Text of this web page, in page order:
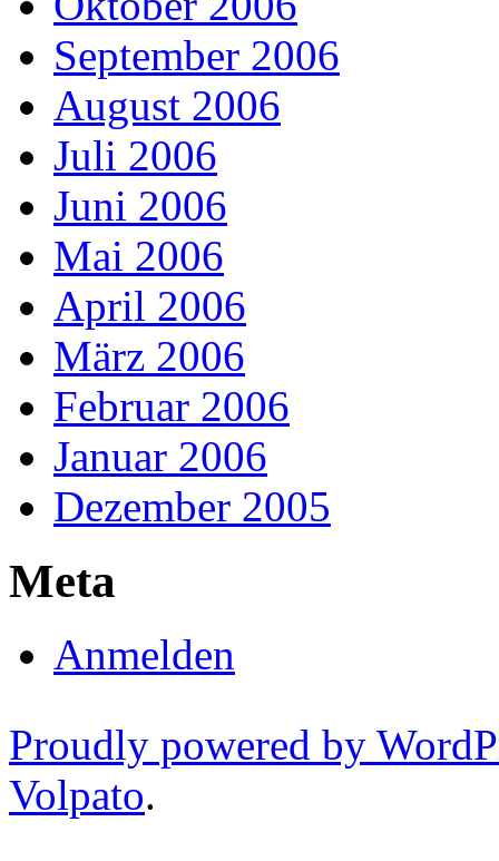
September 2006
August 2006
Juli 2006
Juni 2006
Mai 2006
April 2006
März 2006
Februar 2006
Januar 2006
Dezember 2005
Meta
Anmelden
Proudly powered by
Volpato.